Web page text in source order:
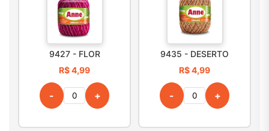
9427 - FLOR
R$ 4,99
- +
9435 - DESERTO
R$ 4,99
- +